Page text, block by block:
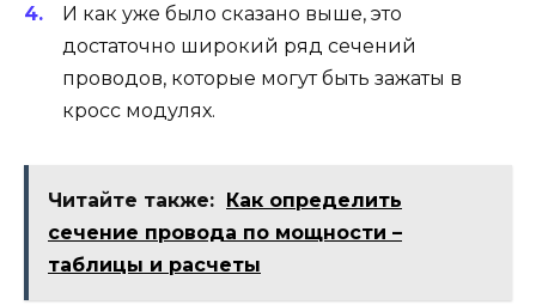
И как уже было сказано выше, это
достаточно широкий ряд сечений
проводов, которые могут быть зажаты в
кросс модулях.
Читайте также: Как определить
сечение провода по мощности –
таблицы и расчеты